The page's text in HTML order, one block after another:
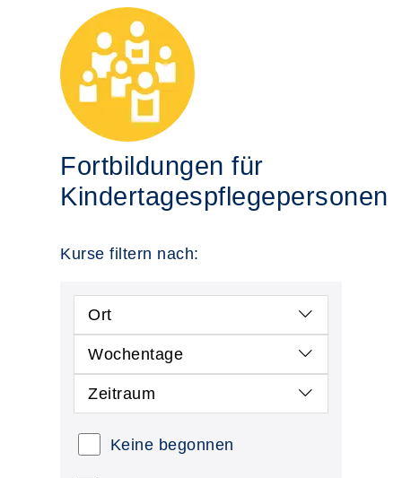
Fortbildungen für
Kindertagespflegepersonen
Kurse filtern nach:
Ort
Wochentage
Zeitraum
Keine begonnen